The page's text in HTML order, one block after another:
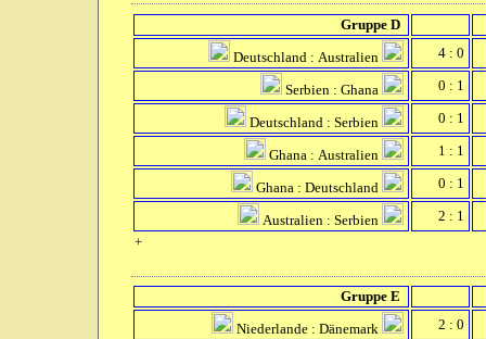
Gruppe D
Deutschland : Australien
4 : 0
Serbien : Ghana 0 : 1
Deutschland : Serbien 0 : 1
Ghana : Australien 1 : 1
Ghana : Deutschland 0 : 1
Australien : Serbien
2 : 1
+
Gruppe E
Niederlande : Dänemark
2 : 0